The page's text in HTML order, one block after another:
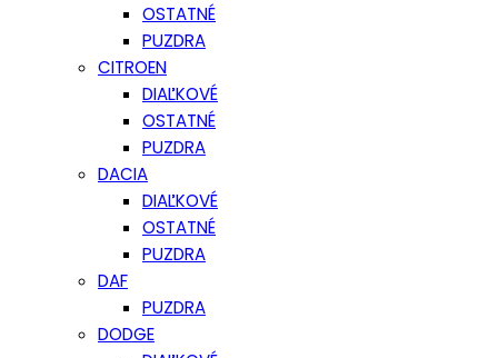
OSTATNÉ
PUZDRA
CITROEN
DIAĽKOVÉ
OSTATNÉ
PUZDRA
DACIA
DIAĽKOVÉ
OSTATNÉ
PUZDRA
DAF
PUZDRA
DODGE